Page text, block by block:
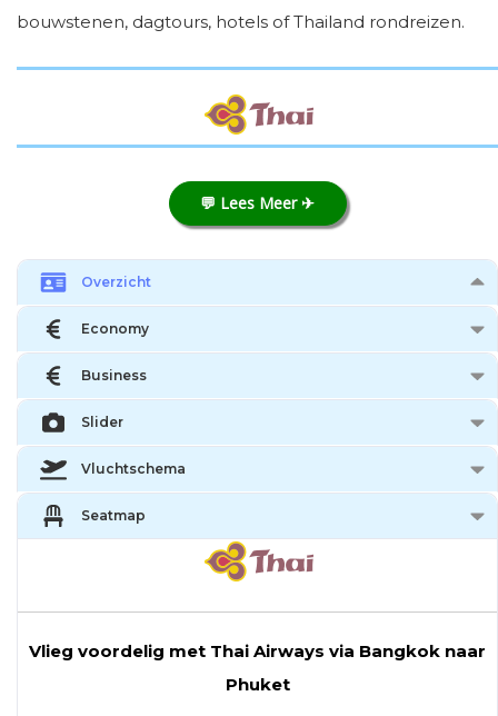
bouwstenen, dagtours, hotels of Thailand rondreizen.
💬 Lees Meer ✈
Overzicht
Economy
Business
Slider
Vluchtschema
Seatmap
Vlieg voordelig met Thai Airways via Bangkok naar
Phuket